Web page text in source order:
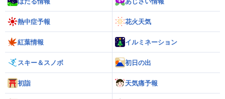
熱中症予報 花火天気
紅葉情報 イルミネーション
スキー＆スノボ 初日の出
初詣 天気痛予報